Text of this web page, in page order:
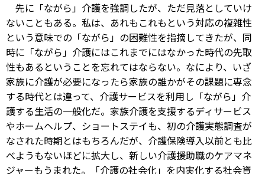
先に「ながら」介護を強調したが、ただ見落としていけ
ないこともある。私は、あれもこれもという対応の複雑性
という意味での「ながら」の困難性を指摘してきたが、同
時に「ながら」介護にはこれまでにはなかった時代の先取
性もあるということを忘れてはならない。なにより、いざ
家族に介護が必要になったら家族の誰かがその課題に専念
する時代とは違って、介護サービスを利用し「ながら」介
護する生活の一般化だ。家族介護を支援するディサービス
やホームヘルプ、ショートステイも、初の介護実態調査が
なされた時期とはもちろんだが、介護保険導入以前とも比
べようもないほどに拡大し、新しい介護援助職のケアマネ
ジャーもうまれた。「介護の社会化」を内実化する社会資